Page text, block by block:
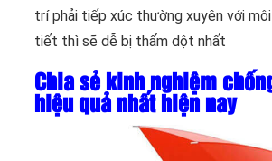
trí phải tiếp xúc thường xuyên với
tiết thì sẽ dễ bị thấm dột nhất
Chia sẻ kinh nghiệm
hiệu quả nhất hiện nay